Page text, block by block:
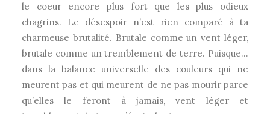
le coeur encore plus fort que les plus odieux
chagrins. Le désespoir n’est rien comparé à ta
charmeuse brutalité. Brutale comme un vent léger,
brutale comme un tremblement de terre. Puisque…
dans la balance universelle des couleurs qui ne
meurent pas et qui meurent de ne pas mourir parce
qu’elles le feront à jamais, vent léger et